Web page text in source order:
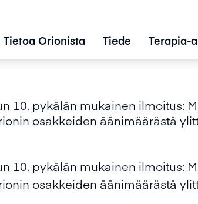
Tietoa Orionista Tiede Terapia-
10. pykälän mukainen ilmoitus:
osakkeiden äänimäärästä
10. pykälän mukainen ilmoitus:
osakkeiden äänimäärästä